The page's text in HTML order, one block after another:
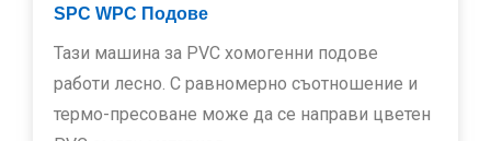
SPC WPC Подове
Тази машина за PVC хомогенни подове
работи лесно. С равномерно съотношение и
термо-пресоване може да се направи цветен